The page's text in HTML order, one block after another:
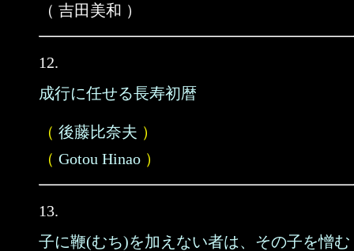
（ 吉田美和 ）
12.
成行に任せる長寿初暦
（ 後藤比奈夫 ）
（ Gotou Hinao ）
13.
子に鞭(むち)を加えない者は、その子を憎む